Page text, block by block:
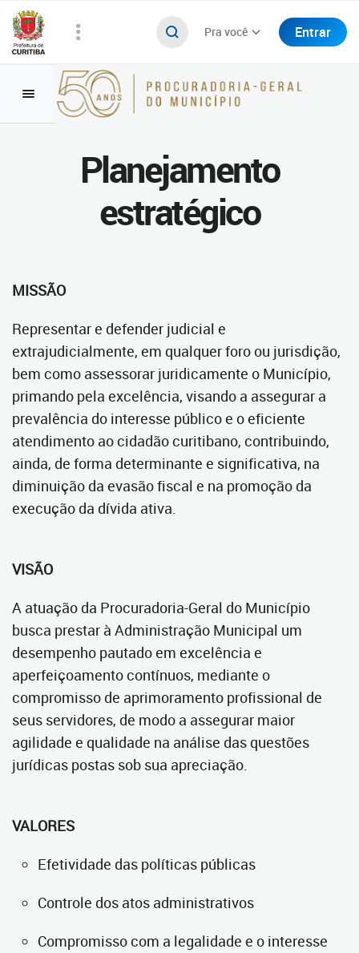
Pra você Entrar
Planejamento
estratégico
MISSÃO
Representar e defender judicial e
extrajudicialmente, em qualquer foro ou jurisdição,
bem como assessorar juridicamente o Município,
primando pela excelência, visando a assegurar a
prevalência do interesse público e o eficiente
atendimento ao cidadão curitibano, contribuindo,
ainda, de forma determinante e significativa, na
diminuição da evasão fiscal e na promoção da
execução da dívida ativa.
VISÃO
A atuação da Procuradoria-Geral do Município
busca prestar à Administração Municipal um
desempenho pautado em excelência e
aperfeiçoamento contínuos, mediante o
compromisso de aprimoramento profissional de
seus servidores, de modo a assegurar maior
agilidade e qualidade na análise das questões
jurídicas postas sob sua apreciação.
VALORES
Efetividade das políticas públicas
Controle dos atos administrativos
Compromisso com a legalidade e o interesse